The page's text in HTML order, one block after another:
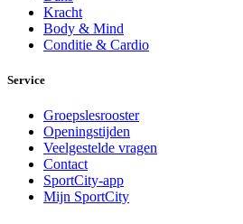
Kracht
Body & Mind
Conditie & Cardio
Service
Groepslesrooster
Openingstijden
Veelgestelde vragen
Contact
SportCity-app
Mijn SportCity